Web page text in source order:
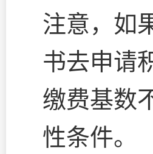
注意，如
书去申请
缴费基数
性条件。